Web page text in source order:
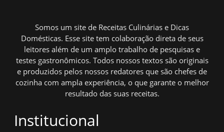
Somos um site de Receitas Culinárias e Dicas
Domésticas. Esse site tem colaboração direta de seus
leitores além de um amplo trabalho de pesquisas e
testes gastronômicos. Todos nossos textos são originais
e produzidos pelos nossos redatores que são chefes de
cozinha com ampla experiência, o que garante o melhor
resultado das suas receitas.
Institucional